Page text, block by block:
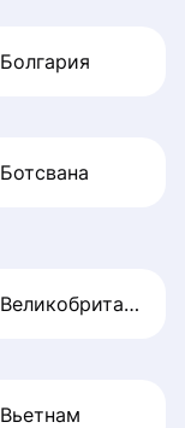
Болгария
Ботсвана
Великобритания
Вьетнам